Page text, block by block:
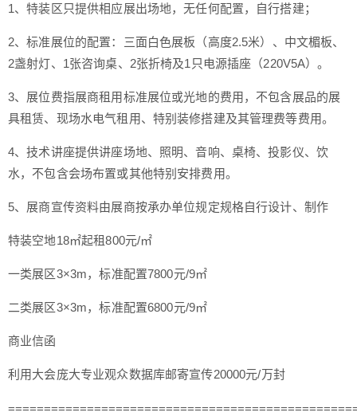
1、特装区只提供相应展出场地，无任何配置，自行搭建；
2、标准展位的配置：三面白色展板（高度2.5米）、中文楣板、
2盏射灯、1张咨询桌、2张折椅及1只电源插座（220V5A）。
3、展位费指展商租用标准展位或光地的费用，不包含展品的展
具租赁、现场水电气租用、特别装修搭建及其管理费等费用。
4、技术讲座提供讲座场地、照明、音响、桌椅、投影仪、饮
水，不包含会场布置或其他特别安排费用。
5、展商宣传资料由展商按承办单位规定规格自行设计、制作
特装空地18㎡起租800元/㎡
一类展区3×3m，标准配置7800元/9㎡
二类展区3×3m，标准配置6800元/9㎡
商业信函
利用大会庞大专业观众数据库邮寄宣传20000元/万封